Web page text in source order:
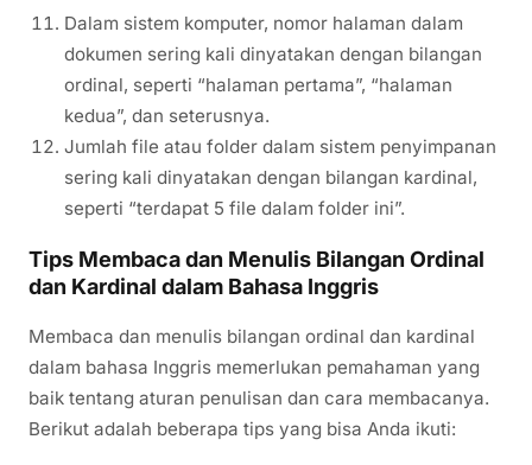
Dalam sistem komputer, nomor halaman dalam
dokumen sering kali dinyatakan dengan bilangan
ordinal, seperti “halaman pertama”, “halaman
kedua”, dan seterusnya.
Jumlah file atau folder dalam sistem penyimpanan
sering kali dinyatakan dengan bilangan kardinal,
seperti “terdapat 5 file dalam folder ini”.
Tips Membaca dan Menulis Bilangan Ordinal
dan Kardinal dalam Bahasa Inggris
Membaca dan menulis bilangan ordinal dan kardinal
dalam bahasa Inggris memerlukan pemahaman yang
baik tentang aturan penulisan dan cara membacanya.
Berikut adalah beberapa tips yang bisa Anda ikuti: